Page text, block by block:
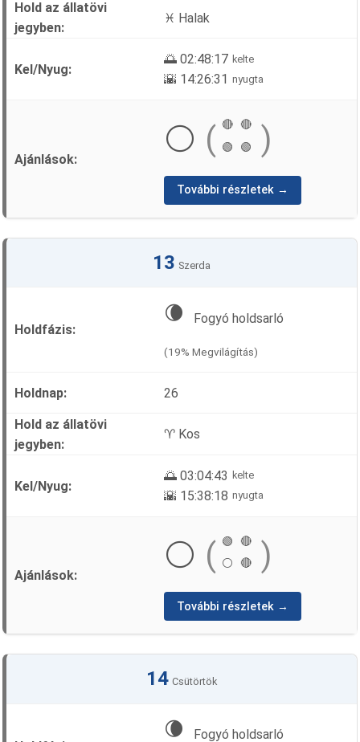
♓ Halak
🌅 02:48:17 kelte
🌇 14:26:31 nyugta
⚪ ( 🔴
🔴
🟢
🟢 )
További részletek →
13 Szerda
🌘 Fogyó holdsarló
(19% Megvilágítás)
26
♈ Kos
🌅 03:04:43 kelte
🌇 15:38:18 nyugta
⚪ ( 🟢
🔴
⚪
🔴 )
További részletek →
14 Csütörtök
🌘 Fogyó holdsarló